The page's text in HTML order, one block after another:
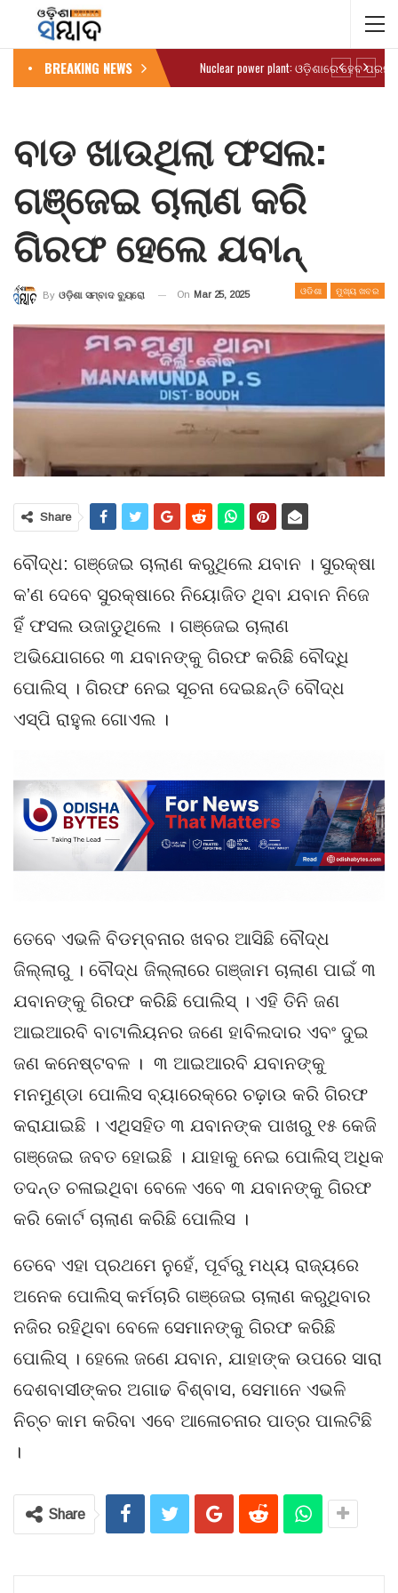
BREAKING NEWS
ବାଡ ଖାଉଥିଲା ଫସଲ:
ଗଞ୍ଜେଇ ଚାଲାଣ କରି
ଗିରଫ ହେଲେ ଯବାନ୍
ଓଡିଶା ମୁଖ୍ୟ ଖବର
By ଓଡ଼ିଶା ସମ୍ବାଦ ବ୍ୟୁରୋ On Mar 25, 2025
Share
ବୌଦ୍ଧ: ଗଞ୍ଜେଇ ଚାଲାଣ କରୁଥିଲେ ଯବାନ । ସୁରକ୍ଷା
କ’ଣ ଦେବେ ସୁରକ୍ଷାରେ ନିୟୋଜିତ ଥିବା ଯବାନ ନିଜେ
ହିଁ ଫସଲ ଉଜାଡୁଥିଲେ । ଗଞ୍ଜେଇ ଚାଲାଣ
ଅଭିଯୋଗରେ ୩ ଯବାନଙ୍କୁ ଗିରଫ କରିଛି ବୌଦ୍ଧି
ପୋଲିସ୍ । ଗିରଫ ନେଇ ସୂଚନା ଦେଇଛନ୍ତି ବୌଦ୍ଧ
ଏସ୍‌ପି ରାହୁଲ ଗୋଏଲ ।
ତେବେ ଏଭଳି ବିଡମ୍ବନାର ଖବର ଆସିଛି ବୌଦ୍ଧ
ଜିଲ୍ଲାରୁ । ବୌଦ୍ଧ ଜିଲ୍ଲାରେ ଗଞ୍ଜାମ ଚାଲାଣ ପାଇଁ ୩
ଯବାନଙ୍କୁ ଗିରଫ କରିଛି ପୋଲିସ୍ । ଏହି ତିନି ଜଣ
ଆଇଆରବି ବାଟାଲିୟନର ଜଣେ ହାବିଲଦାର ଏବଂ ଦୁଇ
ଜଣ କନେଷ୍ଟବଳ । ୩ ଆଇଆରବି ଯବାନଙ୍କୁ
ମନମୁଣ୍ଡା ପୋଲିସ ବ୍ୟାରେକ୍‌ରେ ଚଢ଼ାଉ କରି ଗିରଫ
କରାଯାଇଛି । ଏଥିସହିତ ୩ ଯବାନଙ୍କ ପାଖରୁ ୧୫ କେଜି
ଗଞ୍ଜେଇ ଜବତ ହୋଇଛି । ଯାହାକୁ ନେଇ ପୋଲିସ୍ ଅଧିକ
ତଦନ୍ତ ଚଳାଇଥିବା ବେଳେ ଏବେ ୩ ଯବାନଙ୍କୁ ଗିରଫ
କରି କୋର୍ଟ ଚାଲାଣ କରିଛି ପୋଲିସ ।
ତେବେ ଏହା ପ୍ରଥମେ ନୁହେଁ, ପୂର୍ବରୁ ମଧ୍ୟ ରାଜ୍ୟରେ
ଅନେକ ପୋଲିସ୍ କର୍ମଚାରି ଗଞ୍ଜେଇ ଚାଲାଣ କରୁଥିବାର
ନଜିର ରହିଥିବା ବେଳେ ସେମାନଙ୍କୁ ଗିରଫ କରିଛି
ପୋଲିସ୍ । ହେଲେ ଜଣେ ଯବାନ, ଯାହାଙ୍କ ଉପରେ ସାରା
ଦେଶବାସୀଙ୍କର ଅଗାଢ ବିଶ୍ବାସ, ସେମାନେ ଏଭଳି
ନିଚ୍ଚ କାମ କରିବା ଏବେ ଆଳୋଚନାର ପାତ୍ର ପାଲଟିଛି
।
Share